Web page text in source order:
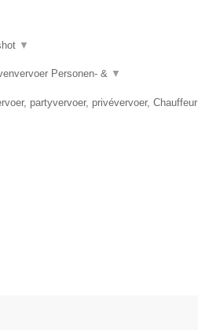
▼
Personen- & ▼
partyvervoer, privévervoer, Chauffeur